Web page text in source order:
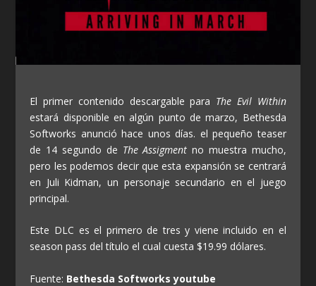
El primer contenido descargable para The Evil Within
estará disponible en algún punto de marzo, Bethesda
Softworks anunció hace unos días. el pequeño teaser
de 14 segundo de The Assigment no muestra mucho,
pero les podemos decir que esta expansión se centrará
en Juli Kidman, un personaje secundario en el juego
principal.
Este DLC es el primero de tres y viene incluido en el
season pass del título el cual cuesta $19.99 dólares.
Fuente: Bethesda Softworks youtube